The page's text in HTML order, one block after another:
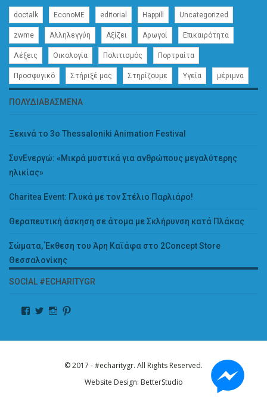
doctalk EconoME editorial Happill Uncategorized
zwme Αλληλεγγύη Αξίζει Αρωγοί Επικαιρότητα
Λέξεις Οικολογία Πολιτισμός Πορτραίτα
Προσφυγικό Στήριξέ μας Στηρίζουμε Υγεία μέριμνα
ΠΟΛΥΔΙΑΒΑΣΜΈΝΑ
Ξεκινά το 3ο Thessaloniki Animation Festival
ΣυνΕνεργώ: «Μικρά μυστικά για ανθρώπους μεγαλύτερης
ηλικίας»
Charitea Event: Γλυκά με τον Στέλιο Παρλιάρο!
Θεραπευτική άσκηση σε άτομα με Σκλήρυνση κατά Πλάκας
Σώματα, Έκθεση του Άρη Καϊάφα στο 2Concept Store
Θεσσαλονίκης
SOCIAL #ECHARITYGR
© 2017 - #echaritygr. All Rights Reserved.
Website Design: BetterStudio